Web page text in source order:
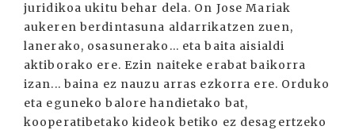
juridikoa ukitu behar dela. On Jose Mariak
aukeren berdintasuna aldarrikatzen zuen,
lanerako, osasunerako... eta baita aisialdi
aktiborako ere. Ezin naiteke erabat baikorra
izan... baina ez nauzu arras ezkorra ere. Orduko
eta eguneko balore handietako bat,
kooperatibetako kideok betiko ez desagertzeko